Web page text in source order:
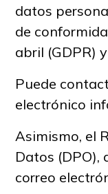
datos
de
abril (GDPR)
Puede
electrónico
Asimismo, el
Datos (DPO),
correo